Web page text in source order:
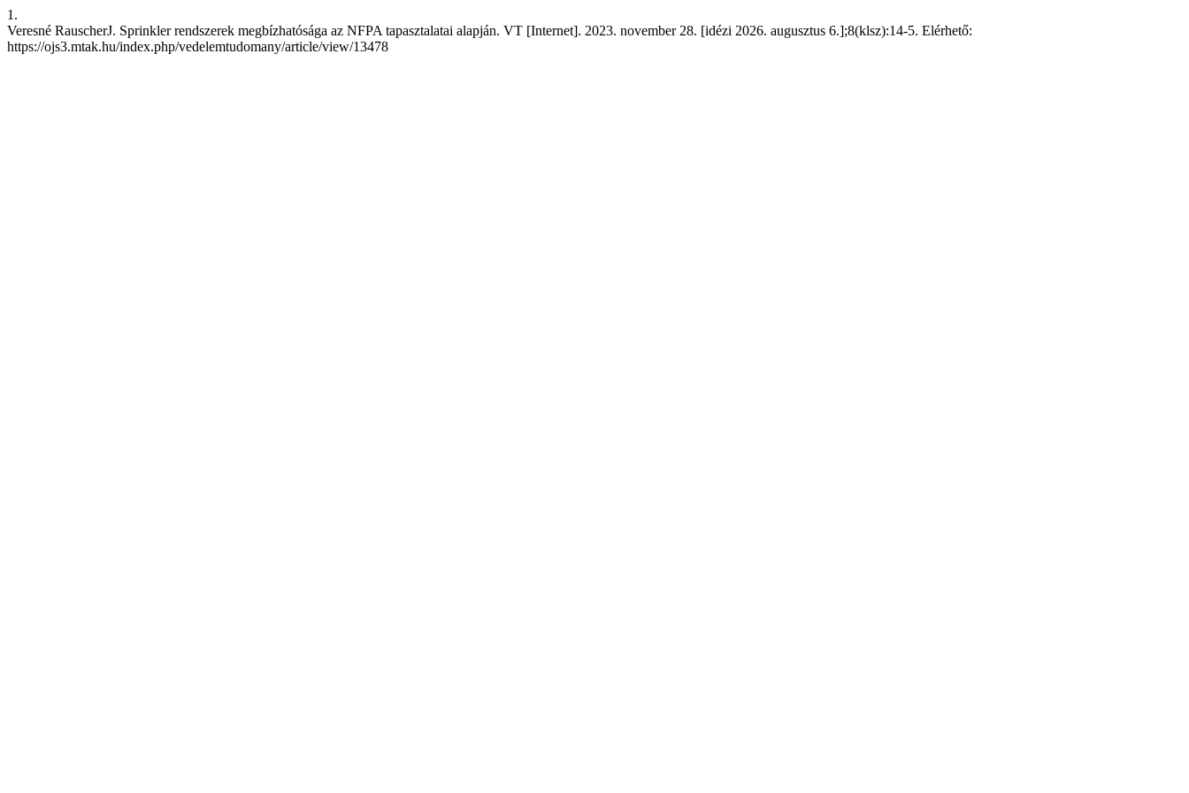
1.
Veresné RauscherJ. Sprinkler rendszerek megbízhatósága az NFPA tapasztalatai alapján. VT [Internet]. 2023. november 28. [idézi 2026. augusztus 6.];8(klsz):14-5. Elérhető:
https://ojs3.mtak.hu/index.php/vedelemtudomany/article/view/13478